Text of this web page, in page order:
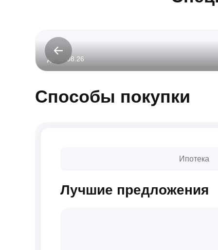
до 31.08.26
Способы покупки
Ипотека
Лучшие предложения